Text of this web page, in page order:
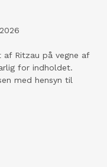
2026
af Ritzau på vegne af
for indholdet.
med hensyn til